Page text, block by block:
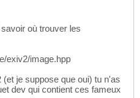
result -Wsign-compare
image.hpp"
'gcc' failed with exit
où trouver les
exiv2/image.hpp
je suppose que oui) tu n'as
dev qui contient ces fameux